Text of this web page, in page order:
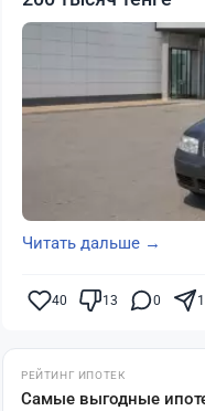
Читать дальше →
40 13 0
РЕЙТИНГ ИПОТЕК
Самые выгодные